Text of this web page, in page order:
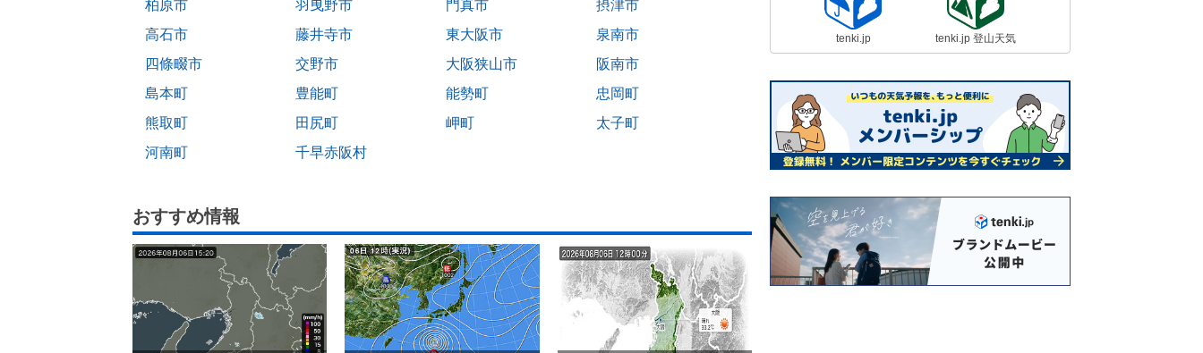
柏原市
羽曳野市 門真市
摂津市
高石市
藤井寺市 東大阪市
泉南市
四條畷市
交野市 大阪狭山市
阪南市
島本町
豊能町 能勢町
忠岡町
熊取町
田尻町 岬町
太子町
河南町
千早赤阪村
おすすめ情報
tenki.jp tenki.jp 登山天気